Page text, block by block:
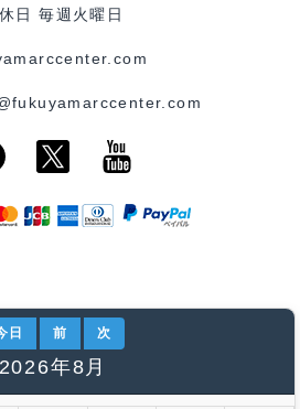
日 毎週火曜日
日 前 次
2026年8月